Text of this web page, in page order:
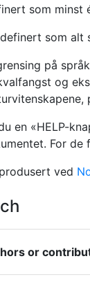
som minst
som alt
på
og
en «HELP-
For
ved
or